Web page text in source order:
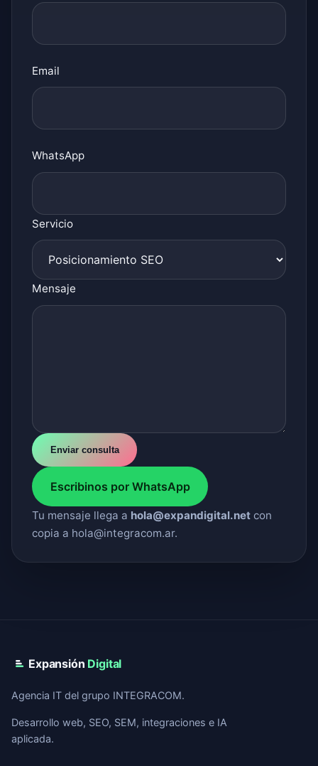
Email
WhatsApp
Servicio
Mensaje
Escribinos por WhatsApp
Tu mensaje llega a hola@expandigital.net con
copia a hola@integracom.ar.
Expansión Digital
Agencia IT del grupo INTEGRACOM.
Desarrollo web, SEO, SEM, integraciones e IA
aplicada.